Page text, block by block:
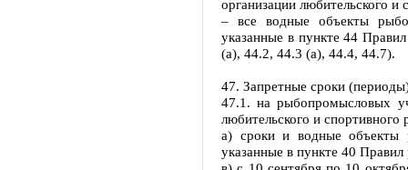
организации любительского и
– все водные объекты
указанные в пункте 44
(а), 44.2, 44.3 (а), 44.4, 44.7).
47. Запретные сроки
47.1. на рыбопромысловых
любительского и спортивного
а) сроки и водные объекты
указанные в пункте 40 Правил